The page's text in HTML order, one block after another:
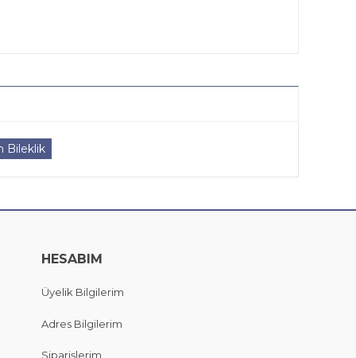
Bileklik
HESABIM
Üyelik Bilgilerim
Adres Bilgilerim
Siparişlerim